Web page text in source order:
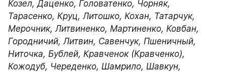
Козел, Даценко, Головатенко, Чорняк,
Тарасенко, Круц, Литошко, Кохан, Татарчук,
Мерочник, Литвиненко, Мартиненко, Ковбан,
Городничий, Литвин, Савенчук, Пшеничный,
Ниточка, Бублей, Кравченок (Кравченко),
Кожодуб, Череденко, Шамрило, Шавкун,